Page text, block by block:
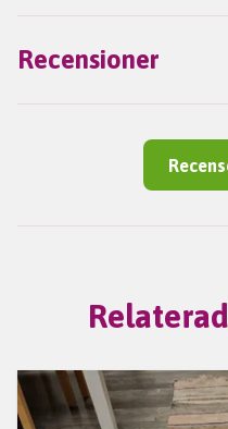
Recensioner